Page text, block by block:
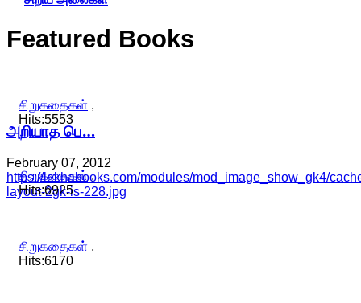
அறியாத பெ…
February 07, 2012
https://lekhabooks.com/modules/mod_image_show_gk4/
layout-2gk-is-228.jpg
Featured Books
சிறுகதைகள் ,
Hits:5553
சிறுகதைகள்,
Hits:6925
சிறுகதைகள் ,
Hits:6170